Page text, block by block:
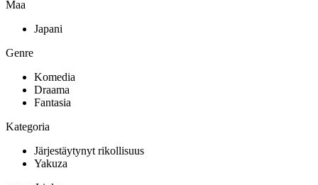
Maa
Japani
Genre
Komedia
Draama
Fantasia
Kategoria
Järjestäytynyt rikollisuus
Yakuza